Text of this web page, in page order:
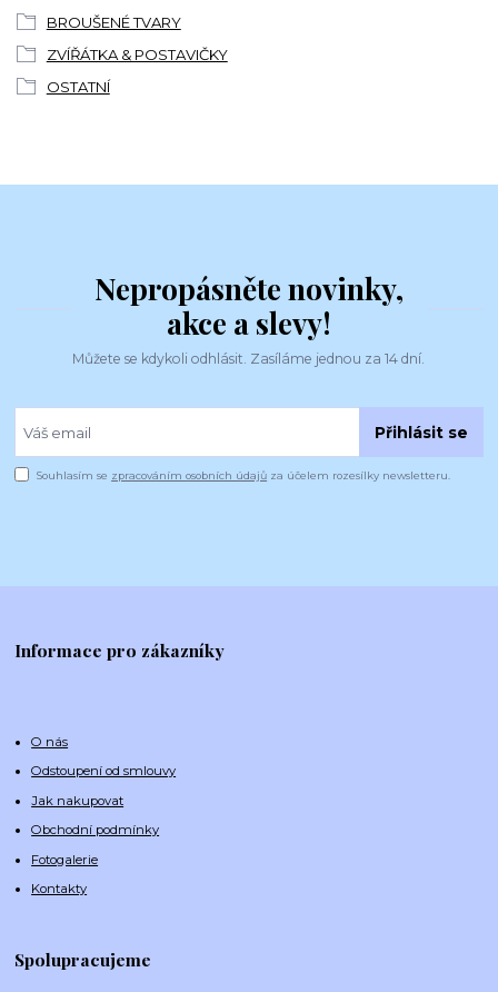
BROUŠENÉ TVARY
ZVÍŘÁTKA & POSTAVIČKY
OSTATNÍ
Nepropásněte novinky,
akce a slevy!
Můžete se kdykoli odhlásit. Zasíláme jednou za 14 dní.
Přihlásit se
Souhlasím se zpracováním osobních údajů za účelem rozesílky newsletteru.
Informace pro zákazníky
O nás
Odstoupení od smlouvy
Jak nakupovat
Obchodní podmínky
Fotogalerie
Kontakty
Spolupracujeme